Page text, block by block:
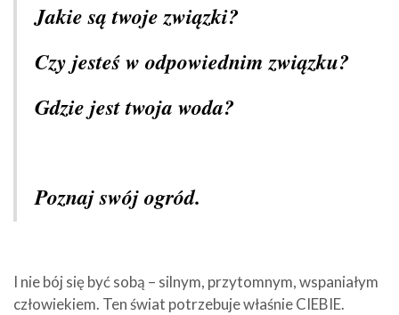
Jakie są twoje związki?
Czy jesteś w odpowiednim związku?
Gdzie jest twoja woda?
Poznaj swój ogród.
I nie bój się być sobą – silnym, przytomnym, wspaniałym
człowiekiem. Ten świat potrzebuje właśnie CIEBIE.